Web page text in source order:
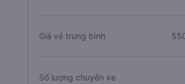
Giá vé trung bình
Số lượng chuyến xe